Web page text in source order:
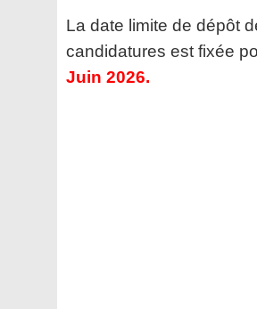
La date limite de dépôt
candidatures est fixée
Juin 2026.